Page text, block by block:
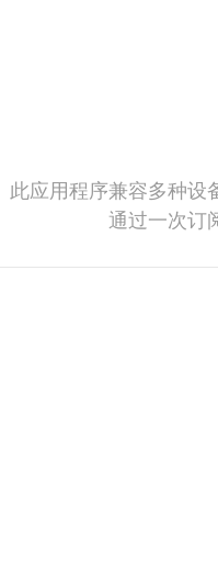
此应用程序兼容多种设
通过一次订